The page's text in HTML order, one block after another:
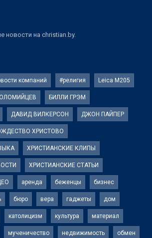
новости на christian.by.
компаний #религия Leica M205
БИЛЛИ ГРЭМ
ДАВИД ВИЛКЕРСОН ДЖОН ПАЙПЕР
ХРИСТОВО
ХРИСТИАНСКИЕ КЛИПЫ
ХРИСТИАНСКИЕ СТАТЬИ
аренда беженцы бизнес
бюро вера гаджеты дом
католицизм культура материал
мученичество недвижимость обмен